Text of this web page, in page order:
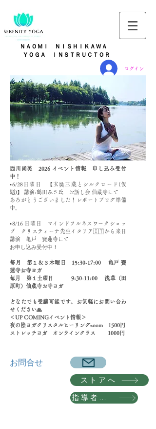
ログイン
ＮＡＯＭＩ ＮＩＳＨＩＫＡＷＡ
ＹＯＧＡ ＩＮＳＴＲＵＣＴＯＲ
西川尚美 ​2026 イベント情報 申し込み受付
中！
▪️6/28日曜日 【玄奘三蔵とシルクロード(仮
題)】 講演:鶴田みさ氏 お話し会 仙蔵寺にて
あろがとうございました！レポートブログ準備
中。
▪️8/16 日曜日 マインドフルネスワークショッ
プ クリスティーナ先生イタリア🇮🇹から来日
講演 亀戸 寶蓮寺にて
​お申し込み受付中！
​毎月 第１＆３木曜日 15:30-17:00 亀戸 寶
蓮寺お寺ヨガ
毎月 第１土曜日 9:30-11:00 浅草（田
原町）仙蔵寺お寺ヨガ
どなたでも受講可能です。お気軽にお問い合わ
せください🙏
＜UP COMINGイベント情報＞
夜の陰ヨガクリスタルヒーリングzoom 1500円
​ストレッチヨガ オンラインクラス 1000円
​お問合せ
ストアへ
指導者養成講座 詳細へ